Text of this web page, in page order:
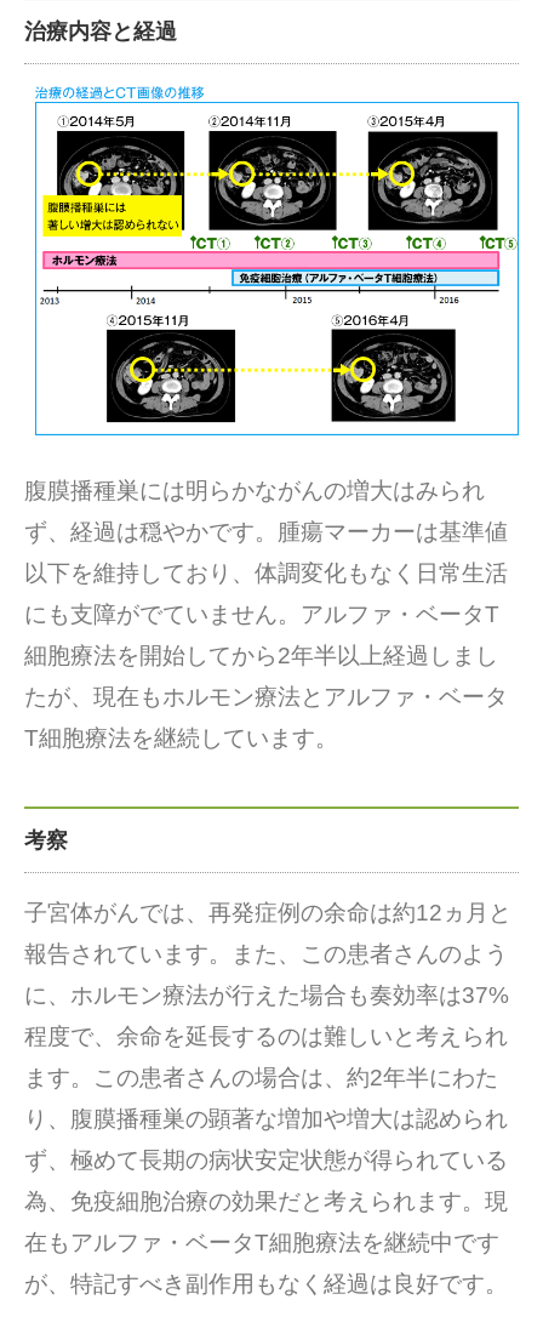
治療内容と経過
腹膜播種巣には明らかながんの増大はみられ
ず、経過は穏やかです。腫瘍マーカーは基準値
以下を維持しており、体調変化もなく日常生活
にも支障がでていません。アルファ・ベータT
細胞療法を開始してから2年半以上経過しまし
たが、現在もホルモン療法とアルファ・ベータ
T細胞療法を継続しています。
考察
子宮体がんでは、再発症例の余命は約12ヵ月と
報告されています。また、この患者さんのよう
に、ホルモン療法が行えた場合も奏効率は37%
程度で、余命を延長するのは難しいと考えられ
ます。この患者さんの場合は、約2年半にわた
り、腹膜播種巣の顕著な増加や増大は認められ
ず、極めて長期の病状安定状態が得られている
為、免疫細胞治療の効果だと考えられます。現
在もアルファ・ベータT細胞療法を継続中です
が、特記すべき副作用もなく経過は良好です。